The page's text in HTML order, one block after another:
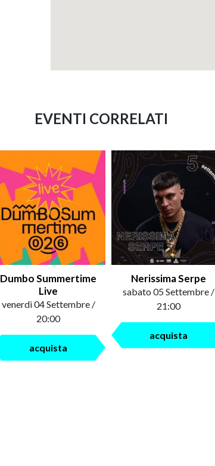
EVENTI CORRELATI
Dumbo Summertime
Live
venerdì 04 Settembre /
20:00
acquista
Nerissima Serpe
sabato 05 Settembre /
21:00
acquista